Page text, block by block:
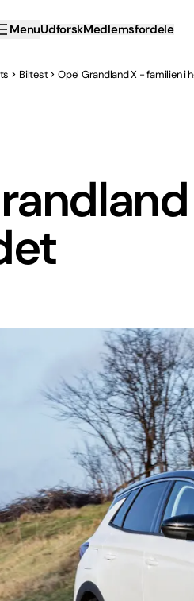
MenuUdforskMedlemsfordele
Biltest Opel Grandland X - familien i